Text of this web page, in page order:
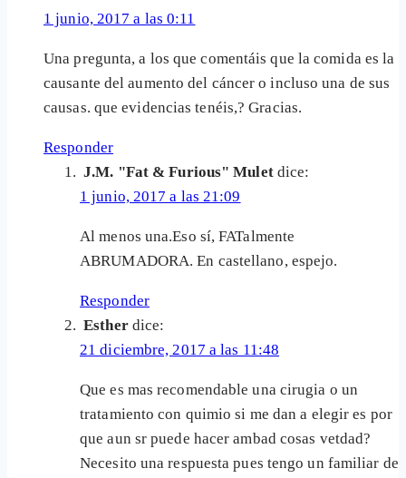
1 junio, 2017 a las 0:11
Una pregunta, a los que comentáis que la comida es la
causante del aumento del cáncer o incluso una de sus
causas. que evidencias tenéis,? Gracias.
Responder
J.M. "Fat & Furious" Mulet dice:
1 junio, 2017 a las 21:09
Al menos una.Eso sí, FATalmente
ABRUMADORA. En castellano, espejo.
Responder
Esther dice:
21 diciembre, 2017 a las 11:48
Que es mas recomendable una cirugia o un
tratamiento con quimio si me dan a elegir es por
que aun sr puede hacer ambad cosas vetdad?
Necesito una respuesta pues tengo un familiar de